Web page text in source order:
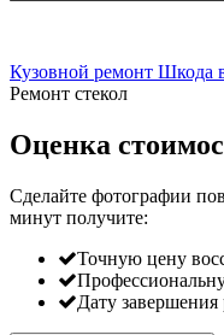
Кузовной ремонт Шкода
Ремонт стекол
Оценка
Сделайте фотографии
минут получите:
Точную цену
Дату завершения